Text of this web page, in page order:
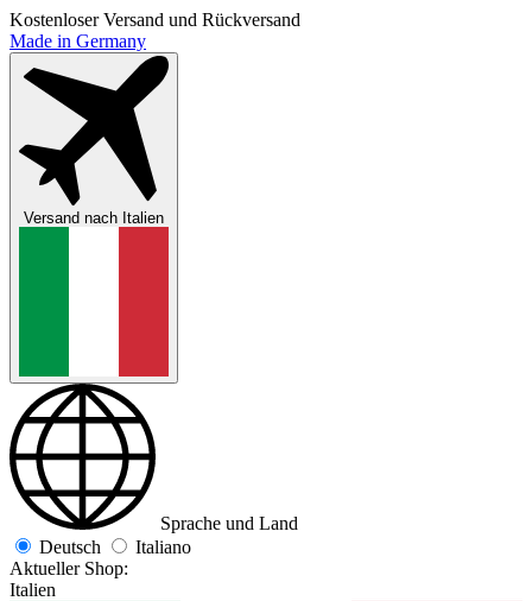
Kostenloser Versand und Rückversand
Made in Germany
Versand nach Italien
Sprache und Land
Deutsch
Italiano
Aktueller Shop:
Italien